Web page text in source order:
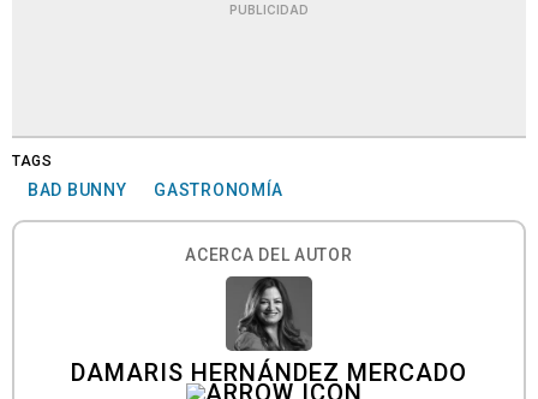
PUBLICIDAD
TAGS
BAD BUNNY GASTRONOMÍA
ACERCA DEL AUTOR
DAMARIS HERNÁNDEZ MERCADO